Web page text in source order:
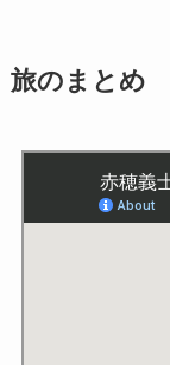
旅のまとめ